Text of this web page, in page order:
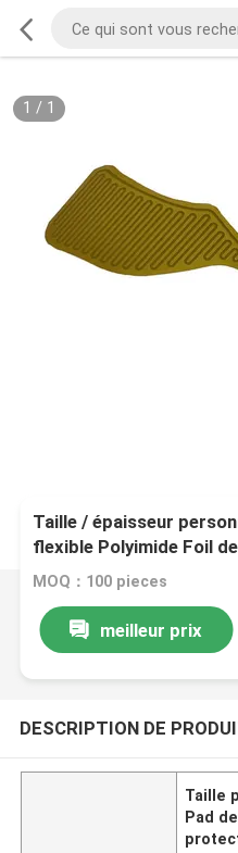
1 / 1
Taille / épaisseur
flexible Polyimide Foil
protecteur oculaire
MOQ：100 pieces
meilleur prix
DESCRIPTION DE
Taille
Pad